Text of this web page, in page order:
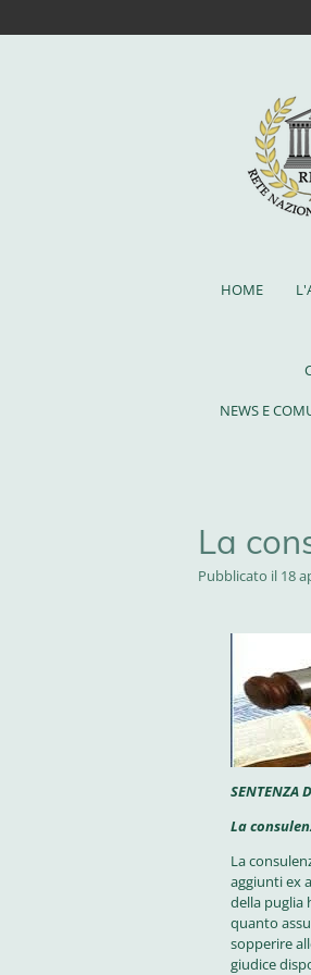
HOME
NEWS E
La
Pubblicato il 18
SENTENZA
La
La
aggiunti ex
della puglia
quanto
sopperire
giudice